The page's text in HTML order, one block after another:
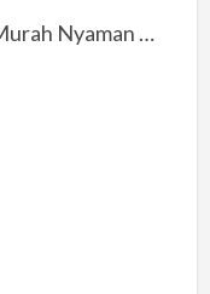
Kosan Wanita Murah Nyaman di Jakarta Selatan